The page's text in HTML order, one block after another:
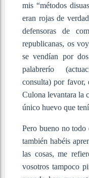
mis “métodos
eran rojas de
defensoras de
republicanas, os
se vendían por
palabrerío
consulta) por favor,
Culona levantara la
único huevo que
Pero bueno no todo
también habéis
las cosas, me
vosotros tampoco